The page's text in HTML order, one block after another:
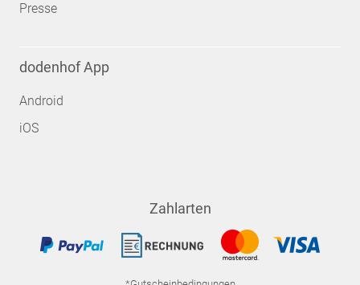
Presse
dodenhof App
Android
iOS
Zahlarten